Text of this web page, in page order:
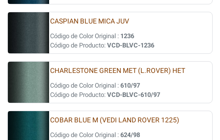
CASPIAN BLUE MICA JUV
Código de Color Original : 1236
Código de Producto: VCD-BLVC-1236
CHARLESTONE GREEN MET (L.ROVER) HET
Código de Color Original : 610/97
Código de Producto: VCD-BLVC-610/97
COBAR BLUE M (VEDI LAND ROVER 1225)
Código de Color Original : 624/98